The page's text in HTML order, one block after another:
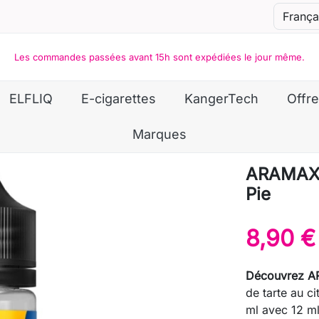
Les commandes passées avant 15h sont expédiées le jour même.
ELFLIQ E-cigarettes KangerTech
Marques
Pie
8,90 €
Découvrez
de tarte au
ml avec 12